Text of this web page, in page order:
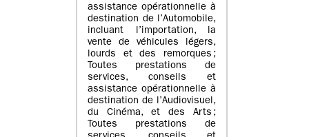
assistance opérationnelle à
destination de l’Automobile,
incluant l’importation, la
vente de véhicules légers,
lourds et des remorques ;
Toutes prestations de
services, conseils et
assistance opérationnelle à
destination de l’Audiovisuel,
du Cinéma, et des Arts ;
Toutes prestations de